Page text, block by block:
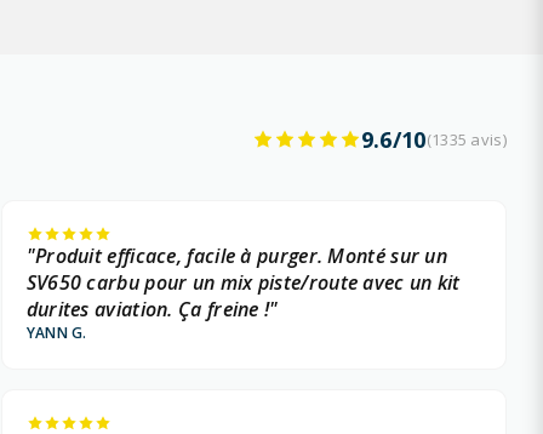
9.6/10(1335 avis)
"Produit efficace, facile à purger. Monté sur un
SV650 carbu pour un mix piste/route avec un kit
durites aviation. Ça freine !"
YANN G.